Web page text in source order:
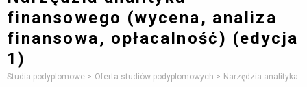
finansowego (wycena, analiza
finansowa, opłacalność) (edycja
1)
Studia podyplomowe Oferta studiów podyplomowych
Narzędzia analityka